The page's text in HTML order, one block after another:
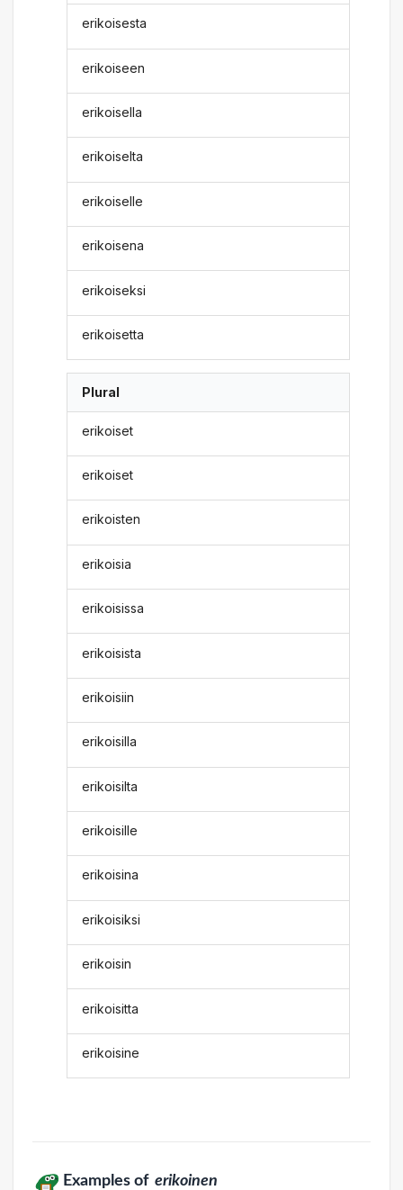
erikoisesta
erikoiseen
erikoisella
erikoiselta
erikoiselle
erikoisena
erikoiseksi
erikoisetta
Plural
erikoiset
erikoiset
erikoisten
erikoisia
erikoisissa
erikoisista
erikoisiin
erikoisilla
erikoisilta
erikoisille
erikoisina
erikoisiksi
erikoisin
erikoisitta
erikoisine
Examples of erikoinen